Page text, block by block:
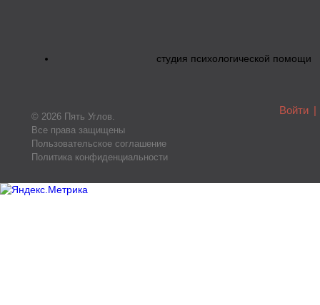
студия психологической помощи
© 2026 Пять Углов.
Все права защищены
Пользовательское соглашение
Политика конфиденциальности
Войти